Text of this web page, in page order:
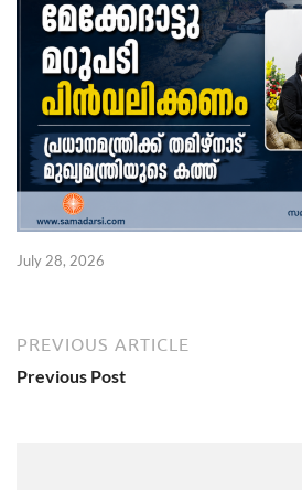
July 28, 2026
PREVIOUS ARTICLE
Previous Post